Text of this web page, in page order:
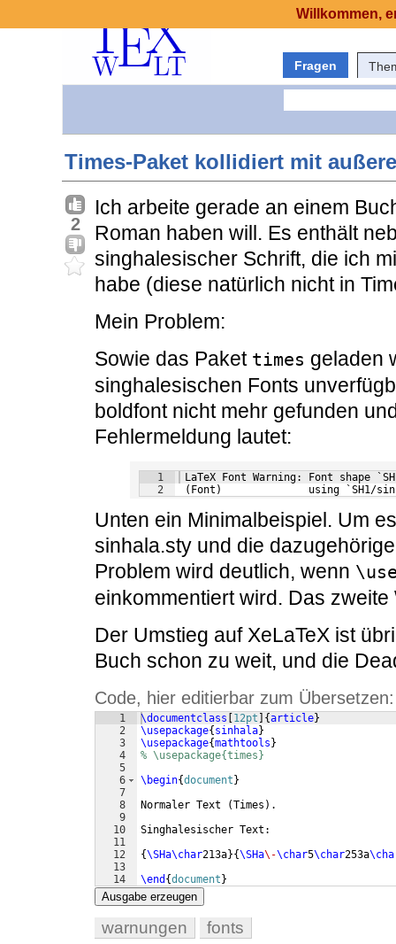
Fragen
Times-Paket kollidiert mit
2
Ich arbeite gerade an einem
Roman haben will. Es enthält
singhalesischer Schrift, die ich
habe (diese natürlich nicht in
Mein Problem:
Sowie das Paket times geladen
singhalesischen Fonts
boldfont nicht mehr gefunden
Fehlermeldung lautet:
1
2
LaTeX Font Warning: Font shape
(Font)              using `SH1/
Unten ein Minimalbeispiel. Um
sinhala.sty und die
Problem wird deutlich, wenn
einkommentiert wird. Das zweite
Der Umstieg auf XeLaTeX ist
Buch schon zu weit, und die
Code, hier editierbar zum Übersetzen:
1
2
3
4
5
6
7
8
9
10
11
12
13
14
\documentclass 12pt {article}
\usepackage{ sinhala}
\usepackage{mathtools }
% \usepackage{times}
\begin{document }
Normaler Text
(Times ) .
Singhalesischer Text:
{\SHa\char213a}{\SHa\-\char5\char253a
\end {document }
Ausgabe erzeugen
warnungen fonts
Willkommen,